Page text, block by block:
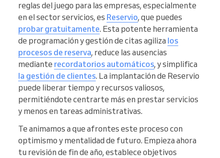
reglas del juego para las empresas, especialmente
en el sector servicios, es Reservio, que puedes
probar gratuitamente. Esta potente herramienta
de programación y gestión de citas agiliza los
procesos de reserva, reduce las ausencias
mediante recordatorios automáticos, y simplifica
la gestión de clientes. La implantación de Reservio
puede liberar tiempo y recursos valiosos,
permitiéndote centrarte más en prestar servicios
y menos en tareas administrativas.
Te animamos a que afrontes este proceso con
optimismo y mentalidad de futuro. Empieza ahora
tu revisión de fin de año, establece objetivos